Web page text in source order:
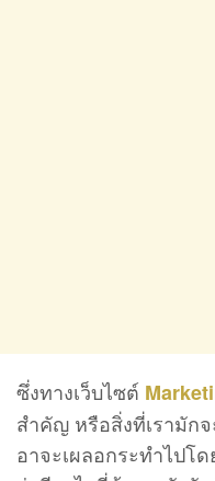
ซึ่งทางเว็บไซต์
สำคัญ หรือสิ่งที่เรามัก
อาจะเผลอกระทำไปโ